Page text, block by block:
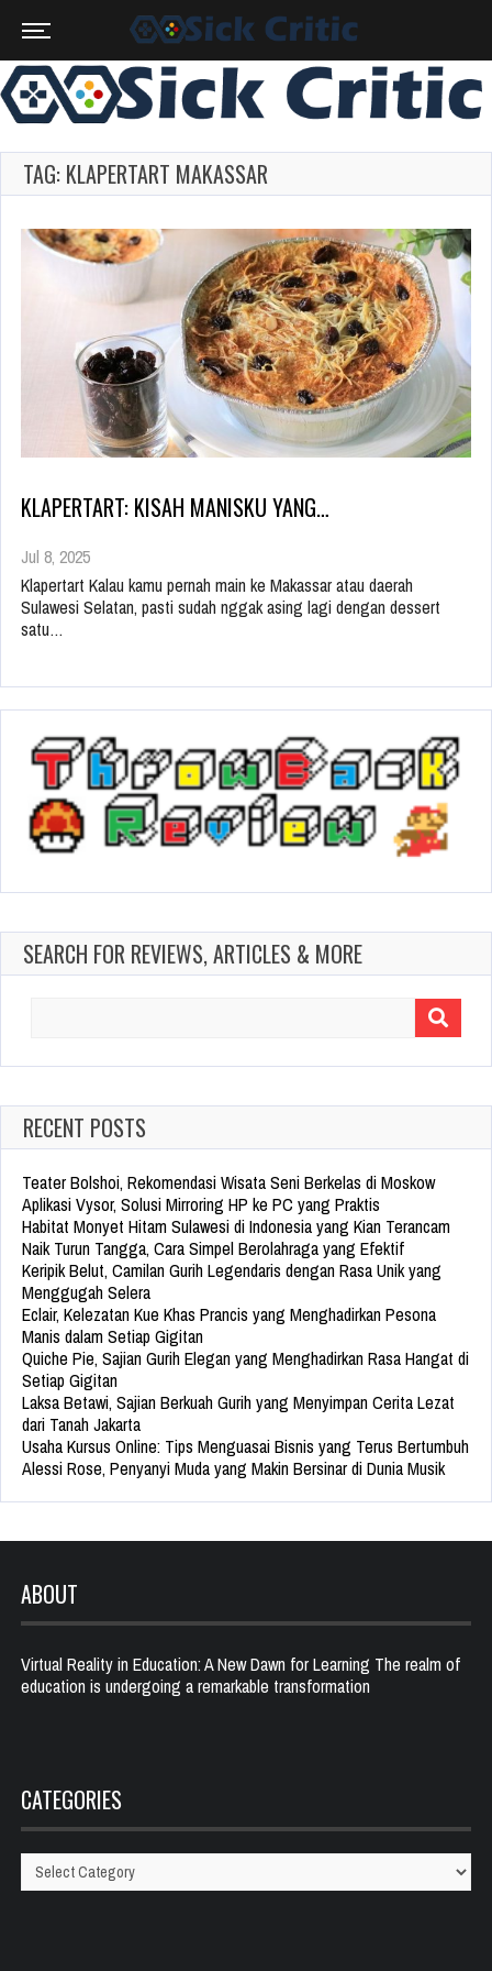
TAG: KLAPERTART MAKASSAR
KLAPERTART: KISAH MANISKU YANG…
Jul 8, 2025
Klapertart Kalau kamu pernah main ke Makassar atau daerah
Sulawesi Selatan, pasti sudah nggak asing lagi dengan dessert
satu…
SEARCH FOR REVIEWS, ARTICLES & MORE
RECENT POSTS
Teater Bolshoi, Rekomendasi Wisata Seni Berkelas di Moskow
Aplikasi Vysor, Solusi Mirroring HP ke PC yang Praktis
Habitat Monyet Hitam Sulawesi di Indonesia yang Kian Terancam
Naik Turun Tangga, Cara Simpel Berolahraga yang Efektif
Keripik Belut, Camilan Gurih Legendaris dengan Rasa Unik yang
Menggugah Selera
Eclair, Kelezatan Kue Khas Prancis yang Menghadirkan Pesona
Manis dalam Setiap Gigitan
Quiche Pie, Sajian Gurih Elegan yang Menghadirkan Rasa Hangat di
Setiap Gigitan
Laksa Betawi, Sajian Berkuah Gurih yang Menyimpan Cerita Lezat
dari Tanah Jakarta
Usaha Kursus Online: Tips Menguasai Bisnis yang Terus Bertumbuh
Alessi Rose, Penyanyi Muda yang Makin Bersinar di Dunia Musik
ABOUT
Virtual Reality in Education: A New Dawn for Learning The realm of
education is undergoing a remarkable transformation
CATEGORIES
Categories